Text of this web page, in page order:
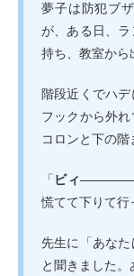
夢子は防犯ブ
が、ある日、
持ち、教室から
階段近くでハ
フックから外れ
コロンと下の階
「 ビィ
慌てて下りて行
先生に「あな
と聞きました。